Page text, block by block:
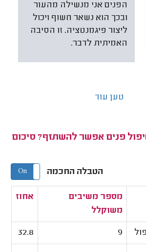
הפנים אני מנשילה מהעור
ובכך הוא נשאר חשוף ויכול
ליצור פיגמנטציה. זו הסיבה
האמיתית לדבר.
טען עוד
פנים אפשר להשתזף? סיכום
הטבלה החכמה On Off
מספר משיבים
משוקלל
אחוז
9
32.8